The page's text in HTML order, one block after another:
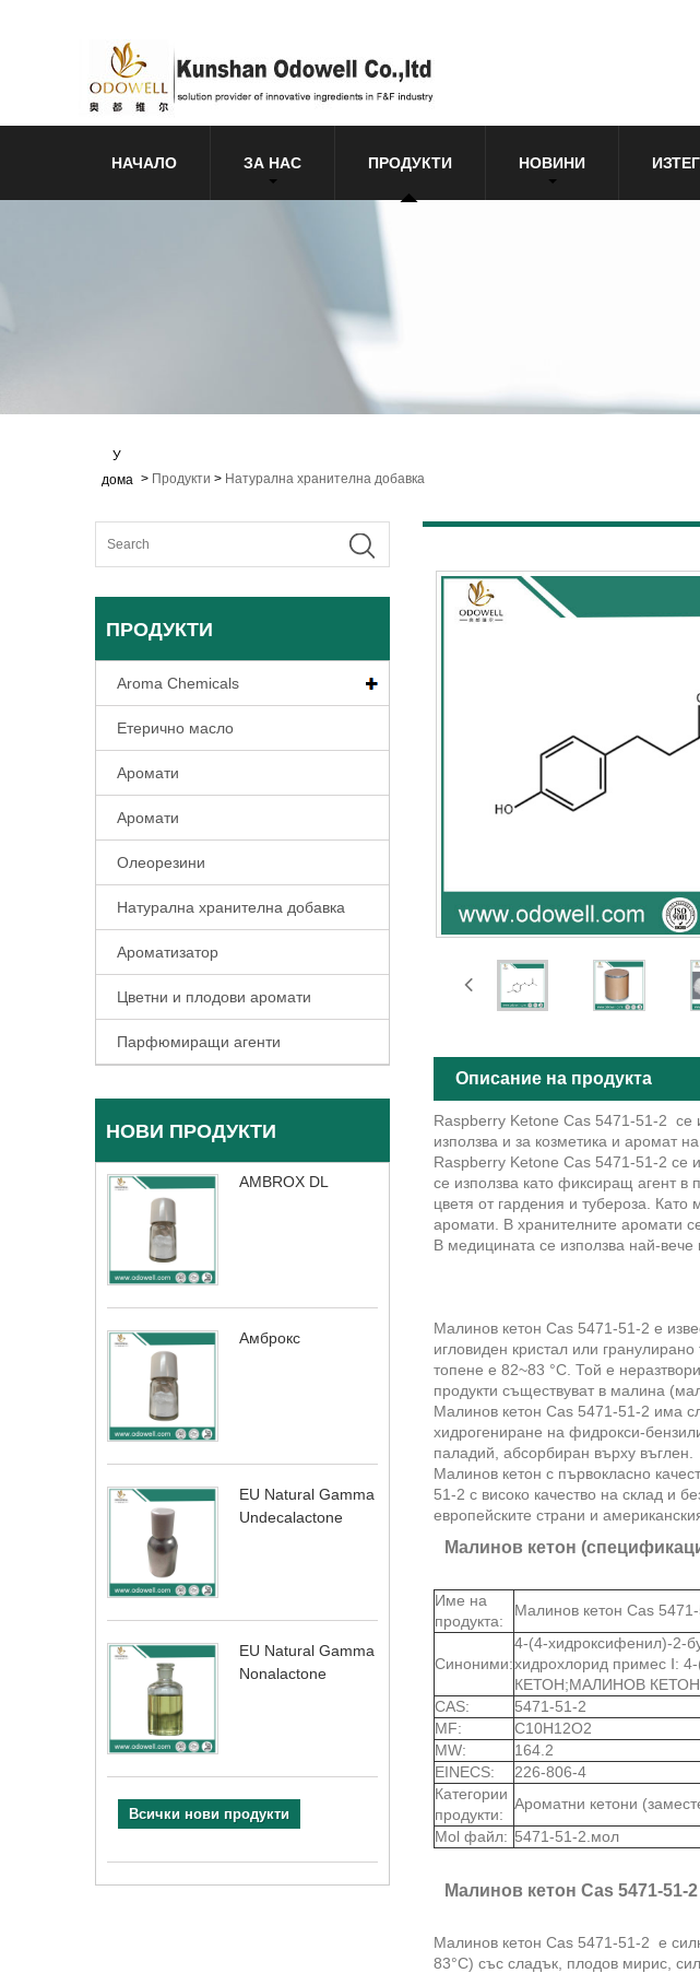
НАЧАЛО ЗА НАС ПРОДУКТИ НОВИНИ
У
дома > Продукти > Натурална хранителна добавка
ПРОДУКТИ
Aroma Chemicals
Етерично масло
Аромати
Аромати
Олеорезини
Натурална хранителна добавка
Ароматизатор
Цветни и плодови аромати
Парфюмиращи агенти
НОВИ ПРОДУКТИ
AMBROX DL
Амброкс
EU Natural Gamma
Undecalactone
EU Natural Gamma
Nonalactone
Всички нови продукти
Описание на продукта
Raspberry Ketone Cas 5471-51-2 се
използва и за козметика и аромат
Raspberry Ketone Cas 5471-51-2 се
се използва като фиксиращ агент
цветя от гардения и тубероза.
аромати. В хранителните аромати
В медицината се използва най-вече
Малинов кетон Cas 5471-51-2 е
игловиден кристал или
топене е 82~83 °C. Той е
продукти съществуват в малина
Малинов кетон Cas 5471-51-2 има
хидрогениране на фидрокси-
паладий, абсорбиран върху въглен.
Малинов кетон с първокласно
51-2 с високо качество на склад и
европейските страни и
Малинов кетон
Име на
продукта:
Малинов кетон Cas
Синоними:
4-(4-хидроксифенил)-2-
хидрохлорид примес Ⅰ:
КЕТОН;МАЛИНОВ КЕТОН
CAS:
5471-51-2
MF:
C10H12O2
MW:
164.2
EINECS:
226-806-4
Категории
продукти:
Ароматни кетони
Mol файл: 5471-51-2.мол
Малинов кетон Cas 5471-51-
Малинов кетон Cas 5471-51-2 е
83°C) със сладък, плодов мирис,